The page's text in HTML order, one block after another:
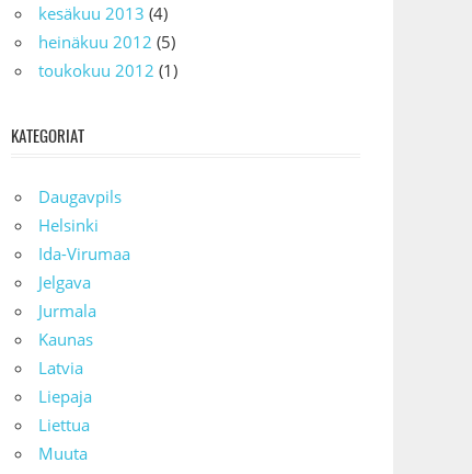
kesäkuu 2013 (4)
heinäkuu 2012 (5)
toukokuu 2012 (1)
KATEGORIAT
Daugavpils
Helsinki
Ida-Virumaa
Jelgava
Jurmala
Kaunas
Latvia
Liepaja
Liettua
Muuta